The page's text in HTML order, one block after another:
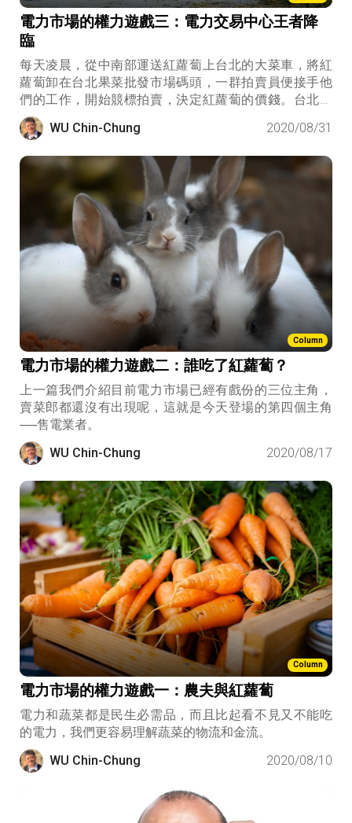
電力市場的權力遊戲三：電力交易中心王者降
臨
每天凌晨，從中南部運送紅蘿蔔上台北的大菜車，將紅
蘿蔔卸在台北果菜批發市場碼頭，一群拍賣員便接手他
們的工作，開始競標拍賣，決定紅蘿蔔的價錢。台北果
菜批發市場就像是今天登場的第九位主角──電力交易中
心。 WU Chin-Chung 2020/08/31
Column
電力市場的權力遊戲二：誰吃了紅蘿蔔？
上一篇我們介紹目前電力市場已經有戲份的三位主角，
賣菜郎都還沒有出現呢，這就是今天登場的第四個主角
──售電業者。
WU Chin-Chung
2020/08/17
Column
電力市場的權力遊戲一：農夫與紅蘿蔔
電力和蔬菜都是民生必需品，而且比起看不見又不能吃
的電力，我們更容易理解蔬菜的物流和金流。
WU Chin-Chung
2020/08/10